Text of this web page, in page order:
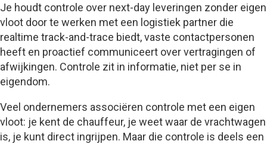
Je houdt controle over next-day leveringen zonder eigen
vloot door te werken met een logistiek partner die
realtime track-and-trace biedt, vaste contactpersonen
heeft en proactief communiceert over vertragingen of
afwijkingen. Controle zit in informatie, niet per se in
eigendom.
Veel ondernemers associëren controle met een eigen
vloot: je kent de chauffeur, je weet waar de vrachtwagen
is, je kunt direct ingrijpen. Maar die controle is deels een